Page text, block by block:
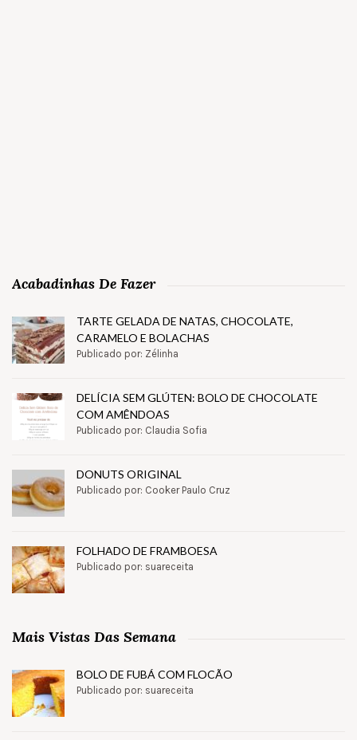
Acabadinhas De Fazer
TARTE GELADA DE NATAS, CHOCOLATE,
CARAMELO E BOLACHAS
Publicado por: Zélinha
DELÍCIA SEM GLÚTEN: BOLO DE CHOCOLATE
COM AMÊNDOAS
Publicado por: Claudia Sofia
DONUTS ORIGINAL
Publicado por: Cooker Paulo Cruz
FOLHADO DE FRAMBOESA
Publicado por: suareceita
Mais Vistas Das Semana
BOLO DE FUBÁ COM FLOCÃO
Publicado por: suareceita